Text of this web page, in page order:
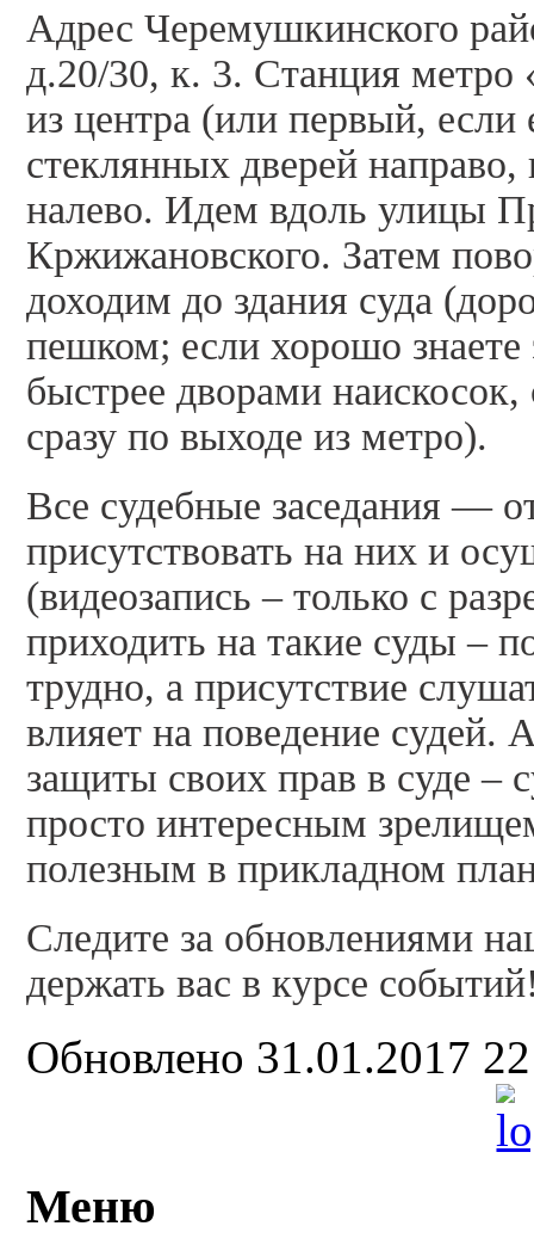
Адрес Черемушкинского
д.20/30, к. 3. Станция
из центра (или первый, если
стеклянных дверей
налево. Идем вдоль улицы
Кржижановского. Затем
доходим до здания суда
пешком; если хорошо
быстрее дворами
сразу по выходе из метро).
Все судебные заседания —
присутствовать на них и
(видеозапись – только с
приходить на такие суды –
трудно, а присутствие
влияет на поведение
защиты своих прав в суде –
просто интересным
полезным в прикладном
Следите за обновлениями
держать вас в курсе
Обновлено 31.01.2017
Меню